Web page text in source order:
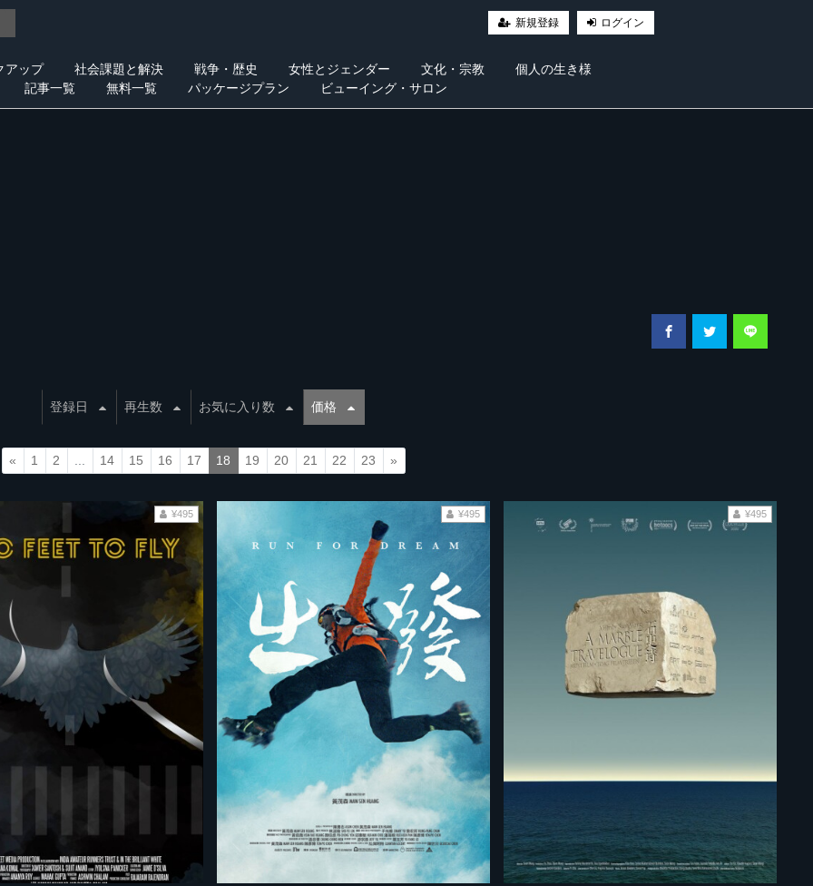
新規登録 ログイン
アップ 社会課題と解決 戦争・歴史 女性とジェンダー 文化・宗教
個人の生き様
記事一覧
無料一覧 パッケージプラン ビューイング・サロン
登録日 再生数 お気に入り数 価格
« 1 2 14 15 16 17 18 19 20 21 22 23 »
¥495 ¥495 ¥495